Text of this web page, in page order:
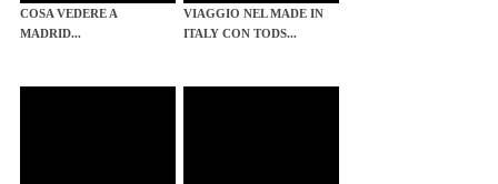
COSA VEDERE A
MADRID...
VIAGGIO NEL MADE IN
ITALY CON TODS...